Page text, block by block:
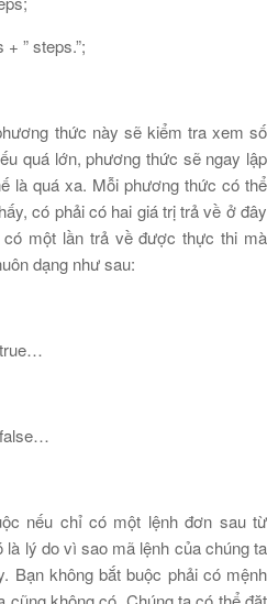
” steps.”;
thức này sẽ kiểm tra xem số
quá lớn, phương thức sẽ ngay lập
là quá xa. Mỗi phương thức có thể
có phải có hai giá trị trả về ở đây
một lần trả về được thực thi mà
dạng như sau:
nếu chỉ có một lệnh đơn sau từ
lý do vì sao mã lệnh của chúng ta
Bạn không bắt buộc phải có mệnh